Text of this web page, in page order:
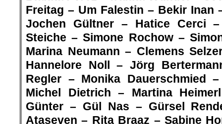
Freitag – Um Falestin – Bekir Inan
Jochen Gültner – Hatice Cerci
Steiche – Simone Rochow –
Marina Neumann – Clemens
Hannelore Noll – Jörg
Regler – Monika Dauerschmied
Michel Dietrich – Martina
Günter – Gül Nas – Gürsel
Ataseven – Rita Braaz – Sabine